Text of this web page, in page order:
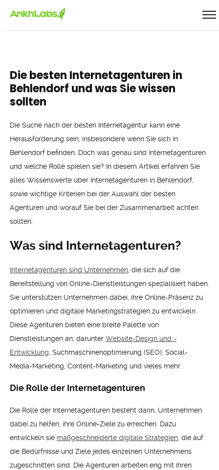
Die besten Internetagenturen in
Behlendorf und was Sie wissen
sollten
Die Suche nach der besten Internetagentur kann eine
Herausforderung sein, insbesondere wenn Sie sich in
Behlendorf befinden. Doch was genau sind Internetagenturen
und welche Rolle spielen sie? In diesem Artikel erfahren Sie
alles Wissenswerte über Internetagenturen in Behlendorf,
sowie wichtige Kriterien bei der Auswahl der besten
Agenturen und worauf Sie bei der Zusammenarbeit achten
sollten.
Was sind Internetagenturen?
Internetagenturen sind Unternehmen , die sich auf die
Bereitstellung von Online-Dienstleistungen spezialisiert haben.
Sie unterstützen Unternehmen dabei, ihre Online-Präsenz zu
optimieren und digitale Marketingstrategien zu entwickeln.
Diese Agenturen bieten eine breite Palette von
Dienstleistungen an, darunter Website-Design und -
Entwicklung , Suchmaschinenoptimierung (SEO), Social-
Media-Marketing, Content-Marketing und vieles mehr.
Die Rolle der Internetagenturen
Die Rolle der Internetagenturen besteht darin, Unternehmen
dabei zu helfen, ihre Online-Ziele zu erreichen. Dazu
entwickeln sie maßgeschneiderte digitale Strategien , die auf
die Bedürfnisse und Ziele jedes einzelnen Unternehmens
zugeschnitten sind. Die Agenturen arbeiten eng mit ihren